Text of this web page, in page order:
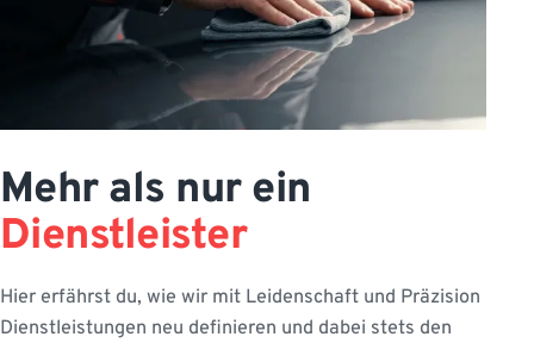
Mehr als nur ein
Dienstleister
Hier erfährst du, wie wir mit Leidenschaft und Präzision
Dienstleistungen neu definieren und dabei stets den